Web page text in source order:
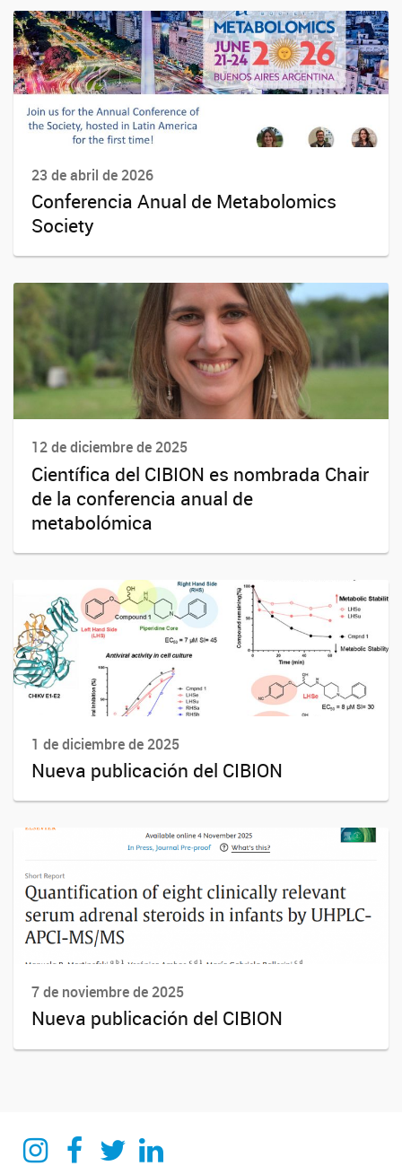
23 de abril de 2026
Conferencia Anual de Metabolomics
Society
12 de diciembre de 2025
Científica del CIBION es nombrada Chair
de la conferencia anual de
metabolómica
1 de diciembre de 2025
Nueva publicación del CIBION
7 de noviembre de 2025
Nueva publicación del CIBION
Instagram
Facebook
TwitterLinkedin